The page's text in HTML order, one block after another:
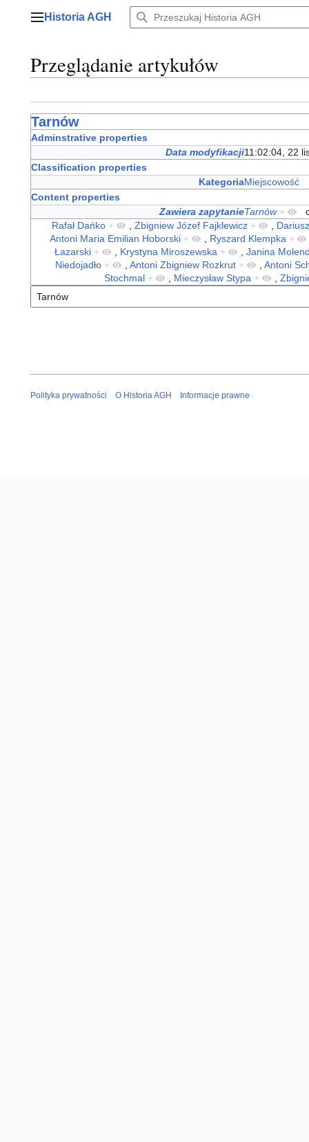
Menu główne
Historia AGH
Przeglądanie artykułów
Tarnów
Adminstrative properties
Data modyfikacji11:02:04, 22
Classification properties
KategoriaMiejscowość
Content properties
Zawiera zapytanieTarnów +
Rafał Dańko + Zbigniew Józef Fajklewicz +
Antoni Maria Emilian Hoborski + Ryszard Klempka +
Łazarski + Krystyna Miroszewska +
Janina
Niedojadło + Antoni Zbigniew Rozkrut +
Antoni
Stochmal + Mieczysław Stypa +
Polityka prywatności O Historia AGH Informacje prawne